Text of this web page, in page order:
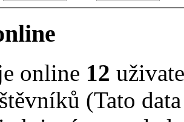
online 12
(Tato